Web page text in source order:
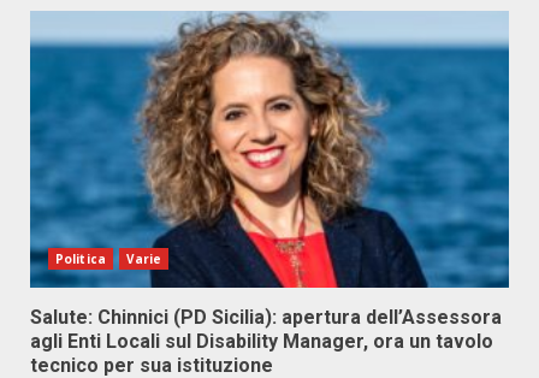
Politica Varie
Salute: Chinnici (PD Sicilia): apertura dell’Assessora
agli Enti Locali sul Disability Manager, ora un tavolo
tecnico per sua istituzione